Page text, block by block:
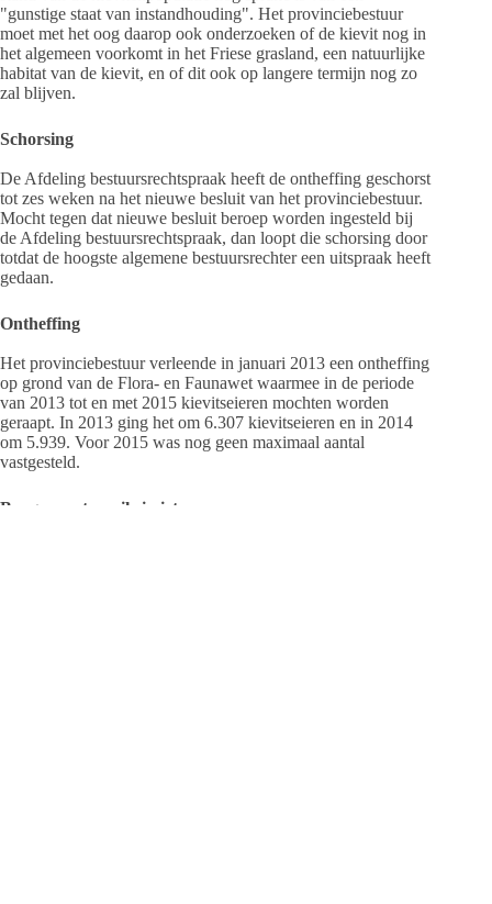
"gunstige staat van instandhouding". Het provinciebestuur
moet met het oog daarop ook onderzoeken of de kievit nog in
het algemeen voorkomt in het Friese grasland, een natuurlijke
habitat van de kievit, en of dit ook op langere termijn nog zo
zal blijven.
Schorsing
De Afdeling bestuursrechtspraak heeft de ontheffing geschorst
tot zes weken na het nieuwe besluit van het provinciebestuur.
Mocht tegen dat nieuwe besluit beroep worden ingesteld bij
de Afdeling bestuursrechtspraak, dan loopt die schorsing door
totdat de hoogste algemene bestuursrechter een uitspraak heeft
gedaan.
Ontheffing
Het provinciebestuur verleende in januari 2013 een ontheffing
op grond van de Flora- en Faunawet waarmee in de periode
van 2013 tot en met 2015 kievitseieren mochten worden
geraapt. In 2013 ging het om 6.307 kievitseieren en in 2014
om 5.939. Voor 2015 was nog geen maximaal aantal
vastgesteld.
Burgemeester wil ei niet